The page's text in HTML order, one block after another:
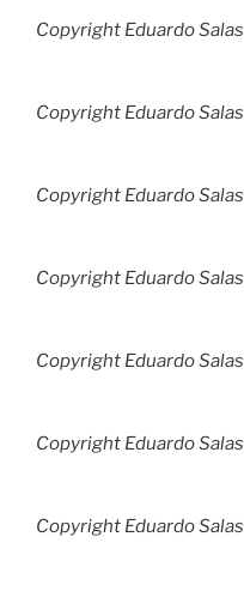
Copyright Eduardo Salas
Copyright Eduardo Salas
Copyright Eduardo Salas
Copyright Eduardo Salas
Copyright Eduardo Salas
Copyright Eduardo Salas
Copyright Eduardo Salas